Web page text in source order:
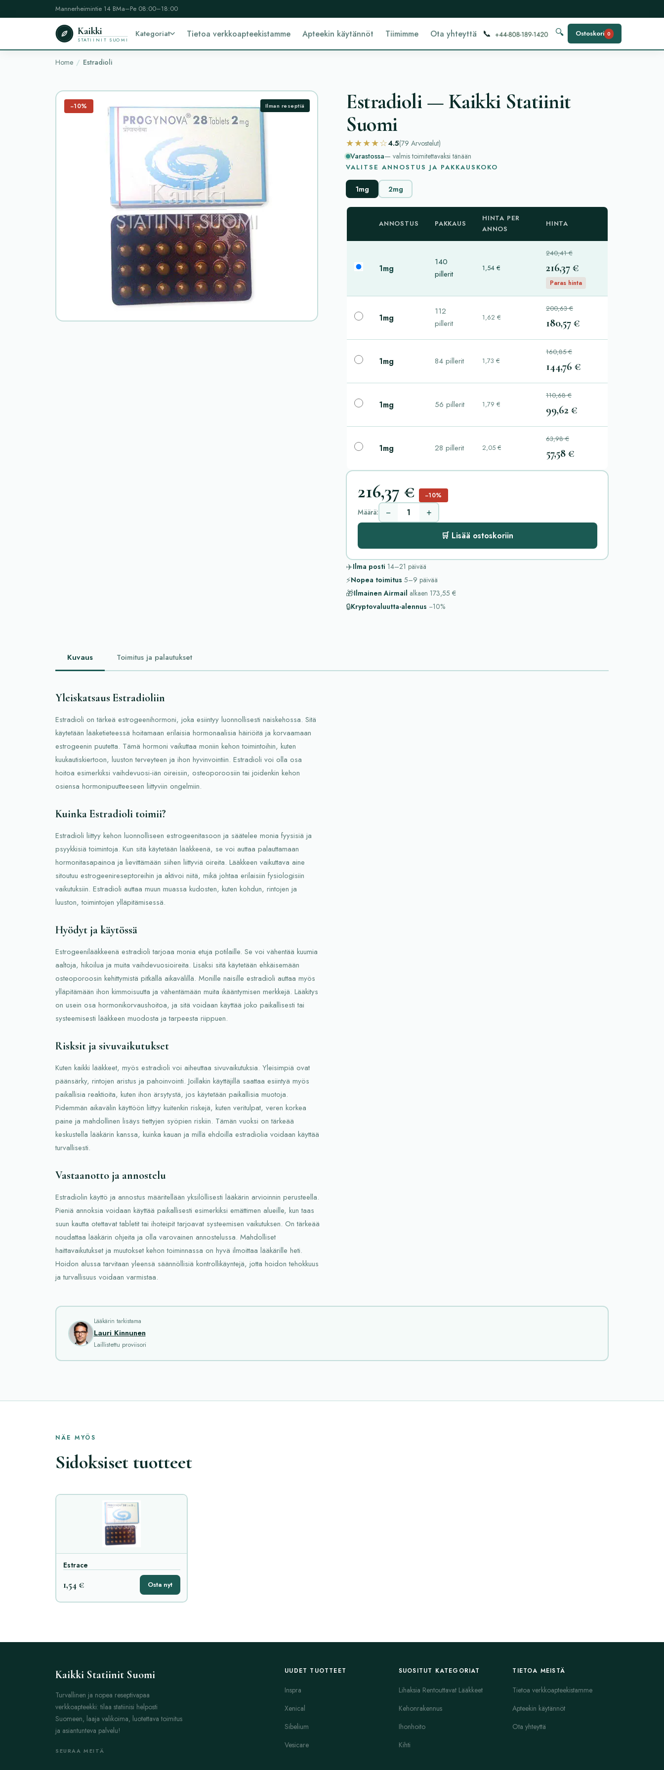
Mannerheimintie 14 BMa–Pe 08:00–18:00
Kaikki
STATIINIT SUOMI
Kategoriat Tietoa verkkoapteekistamme Apteekin käytännöt Tiimimme Ota yhteyttä 📞 🔍 Ostoskori 0
Home Estradioli
−10% Ilman reseptiä
Estradioli — Kaikki Statiinit
Suomi
★★★★☆4.5(79 Arvostelut)
Varastossa— valmis toimitettavaksi tänään
VALITSE ANNOSTUS JA PAKKAUSKOKO
1mg 2mg
ANNOSTUS PAKKAUS
HINTA PER
ANNOS
HINTA
1mg
140
pillerit
1,54 €
240,41 €
216,37 €
Paras hinta
1mg
112
pillerit
1,62 €
200,63 €
180,57 €
1mg 84 pillerit 1,73 €
160,85 €
144,76 €
1mg 56 pillerit 1,79 €
110,68 €
99,62 €
1mg 28 pillerit 2,05 €
63,98 €
57,58 €
216,37 € −10%
Määrä: − +
🛒 Lisää ostoskoriin
✈️Ilma posti 14–21 päivää
⚡Nopea toimitus 5–9 päivää
🎁Ilmainen Airmail alkaen 173,55 €
🔒Kryptovaluutta-alennus −10%
Kuvaus Toimitus ja palautukset
Yleiskatsaus Estradioliin
Estradioli on tärkeä estrogeenihormoni, joka esiintyy luonnollisesti naiskehossa. Sitä
käytetään lääketieteessä hoitamaan erilaisia hormonaalisia häiriöitä ja korvaamaan
estrogeenin puutetta. Tämä hormoni vaikuttaa moniin kehon toimintoihin, kuten
kuukautiskiertoon, luuston terveyteen ja ihon hyvinvointiin. Estradioli voi olla osa
hoitoa esimerkiksi vaihdevuosi-iän oireisiin, osteoporoosiin tai joidenkin kehon
osiensa hormonipuutteeseen liittyviin ongelmiin.
Kuinka Estradioli toimii?
Estradioli liittyy kehon luonnolliseen estrogeenitasoon ja säätelee monia fyysisiä ja
psyykkisiä toimintoja. Kun sitä käytetään lääkkeenä, se voi auttaa palauttamaan
hormonitasapainoa ja lievittämään siihen liittyviä oireita. Lääkkeen vaikuttava aine
sitoutuu estrogeenireseptoreihin ja aktivoi niitä, mikä johtaa erilaisiin fysiologisiin
vaikutuksiin. Estradioli auttaa muun muassa kudosten, kuten kohdun, rintojen ja
luuston, toimintojen ylläpitämisessä.
Hyödyt ja käytössä
Estrogeenilääkkeenä estradioli tarjoaa monia etuja potilaille. Se voi vähentää kuumia
aaltoja, hikoilua ja muita vaihdevuosioireita. Lisäksi sitä käytetään ehkäisemään
osteoporoosin kehittymistä pitkällä aikavälillä. Monille naisille estradioli auttaa myös
ylläpitämään ihon kimmoisuutta ja vähentämään muita ikääntymisen merkkejä. Lääkitys
on usein osa hormonikorvaushoitoa, ja sitä voidaan käyttää joko paikallisesti tai
systeemisesti lääkkeen muodosta ja tarpeesta riippuen.
Risksit ja sivuvaikutukset
Kuten kaikki lääkkeet, myös estradioli voi aiheuttaa sivuvaikutuksia. Yleisimpiä ovat
päänsärky, rintojen aristus ja pahoinvointi. Joillakin käyttäjillä saattaa esiintyä myös
paikallisia reaktioita, kuten ihon ärsytystä, jos käytetään paikallisia muotoja.
Pidemmän aikavälin käyttöön liittyy kuitenkin riskejä, kuten veritulpat, veren korkea
paine ja mahdollinen lisäys tiettyjen syöpien riskiin. Tämän vuoksi on tärkeää
keskustella lääkärin kanssa, kuinka kauan ja millä ehdoilla estradiolia voidaan käyttää
turvallisesti.
Vastaanotto ja annostelu
Estradiolin käyttö ja annostus määritellään yksilöllisesti lääkärin arvioinnin perusteella.
Pieniä annoksia voidaan käyttää paikallisesti esimerkiksi emättimen alueille, kun taas
suun kautta otettavat tabletit tai ihoteipit tarjoavat systeemisen vaikutuksen. On tärkeää
noudattaa lääkärin ohjeita ja olla varovainen annostelussa. Mahdolliset
haittavaikutukset ja muutokset kehon toiminnassa on hyvä ilmoittaa lääkärille heti.
Hoidon alussa tarvitaan yleensä säännöllisiä kontrollikäyntejä, jotta hoidon tehokkuus
ja turvallisuus voidaan varmistaa.
Lääkärin tarkistama
Lauri Kinnunen
Laillistettu proviisori
NÄE MYÖS
Sidoksiset tuotteet
Estrace
1,54 € Osta nyt
Kaikki Statiinit Suomi
Turvallinen ja nopea reseptivapaa
verkkoapteekki: tilaa statiinisi helposti
Suomeen, laaja valikoima, luotettava toimitus
ja asiantunteva palvelu!
SEURAA MEITÄ
UUDET TUOTTEET
Inspra
Xenical
Sibelium
Vesicare
SUOSITUT KATEGORIAT
Lihaksia Rentouttavat Lääkkeet
Kehonrakennus
Ihonhoito
Kihti
TIETOA MEISTÄ
Tietoa verkkoapteekistamme
Apteekin käytännöt
Ota yhteyttä